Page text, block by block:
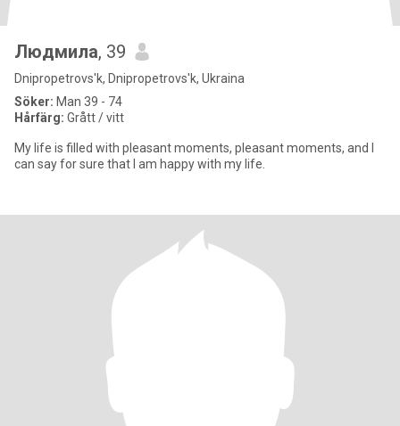
Людмила, 39
Dnipropetrovs'k, Dnipropetrovs'k, Ukraina
Söker: Man 39 - 74
Hårfärg: Grått / vitt
My life is filled with pleasant moments, pleasant moments, and I
can say for sure that I am happy with my life.